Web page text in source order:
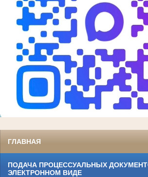
ГЛАВНАЯ
ПОДАЧА ПРОЦЕССУАЛЬНЫХ
ЭЛЕКТРОННОМ ВИДЕ